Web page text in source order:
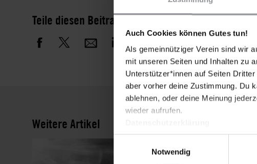
Auch Cookies können Gutes tun!
Als gemeinnütziger Verein sind wir
mit unseren Seiten und Inhalten zu
Unterstützer*innen auf Seiten
aber vorher deine Zustimmung. Du
ablehnen, oder deine Meinung
wieder aufrufen.
Einwilligungsauswahl
Notwendig
Teile diesen Beitrag
Weitere Artikel